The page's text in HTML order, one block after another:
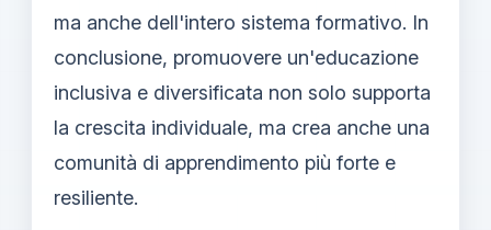
ma anche dell'intero sistema formativo. In
conclusione, promuovere un'educazione
inclusiva e diversificata non solo supporta
la crescita individuale, ma crea anche una
comunità di apprendimento più forte e
resiliente.